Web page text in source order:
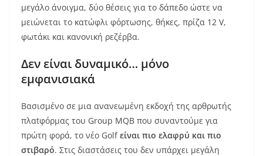
μεγάλο άνοιγμα, δύο θέσεις για το δάπεδο ώστε να
μειώνεται το κατώφλι φόρτωσης, θήκες, πρίζα 12 V,
φωτάκι και κανονική ρεζέρβα.
Δεν είναι δυναμικό… μόνο
εμφανισιακά
Βασισμένο σε μια ανανεωμένη εκδοχή της αρθρωτής
πλαtφόρμας του Group MQB που συναντούμε για
πρώτη φορά, το νέο Golfείναι πιο ελαφρύ και πιο
στιβαρό. Στις διαστάσεις του δεν υπάρχει μεγάλη